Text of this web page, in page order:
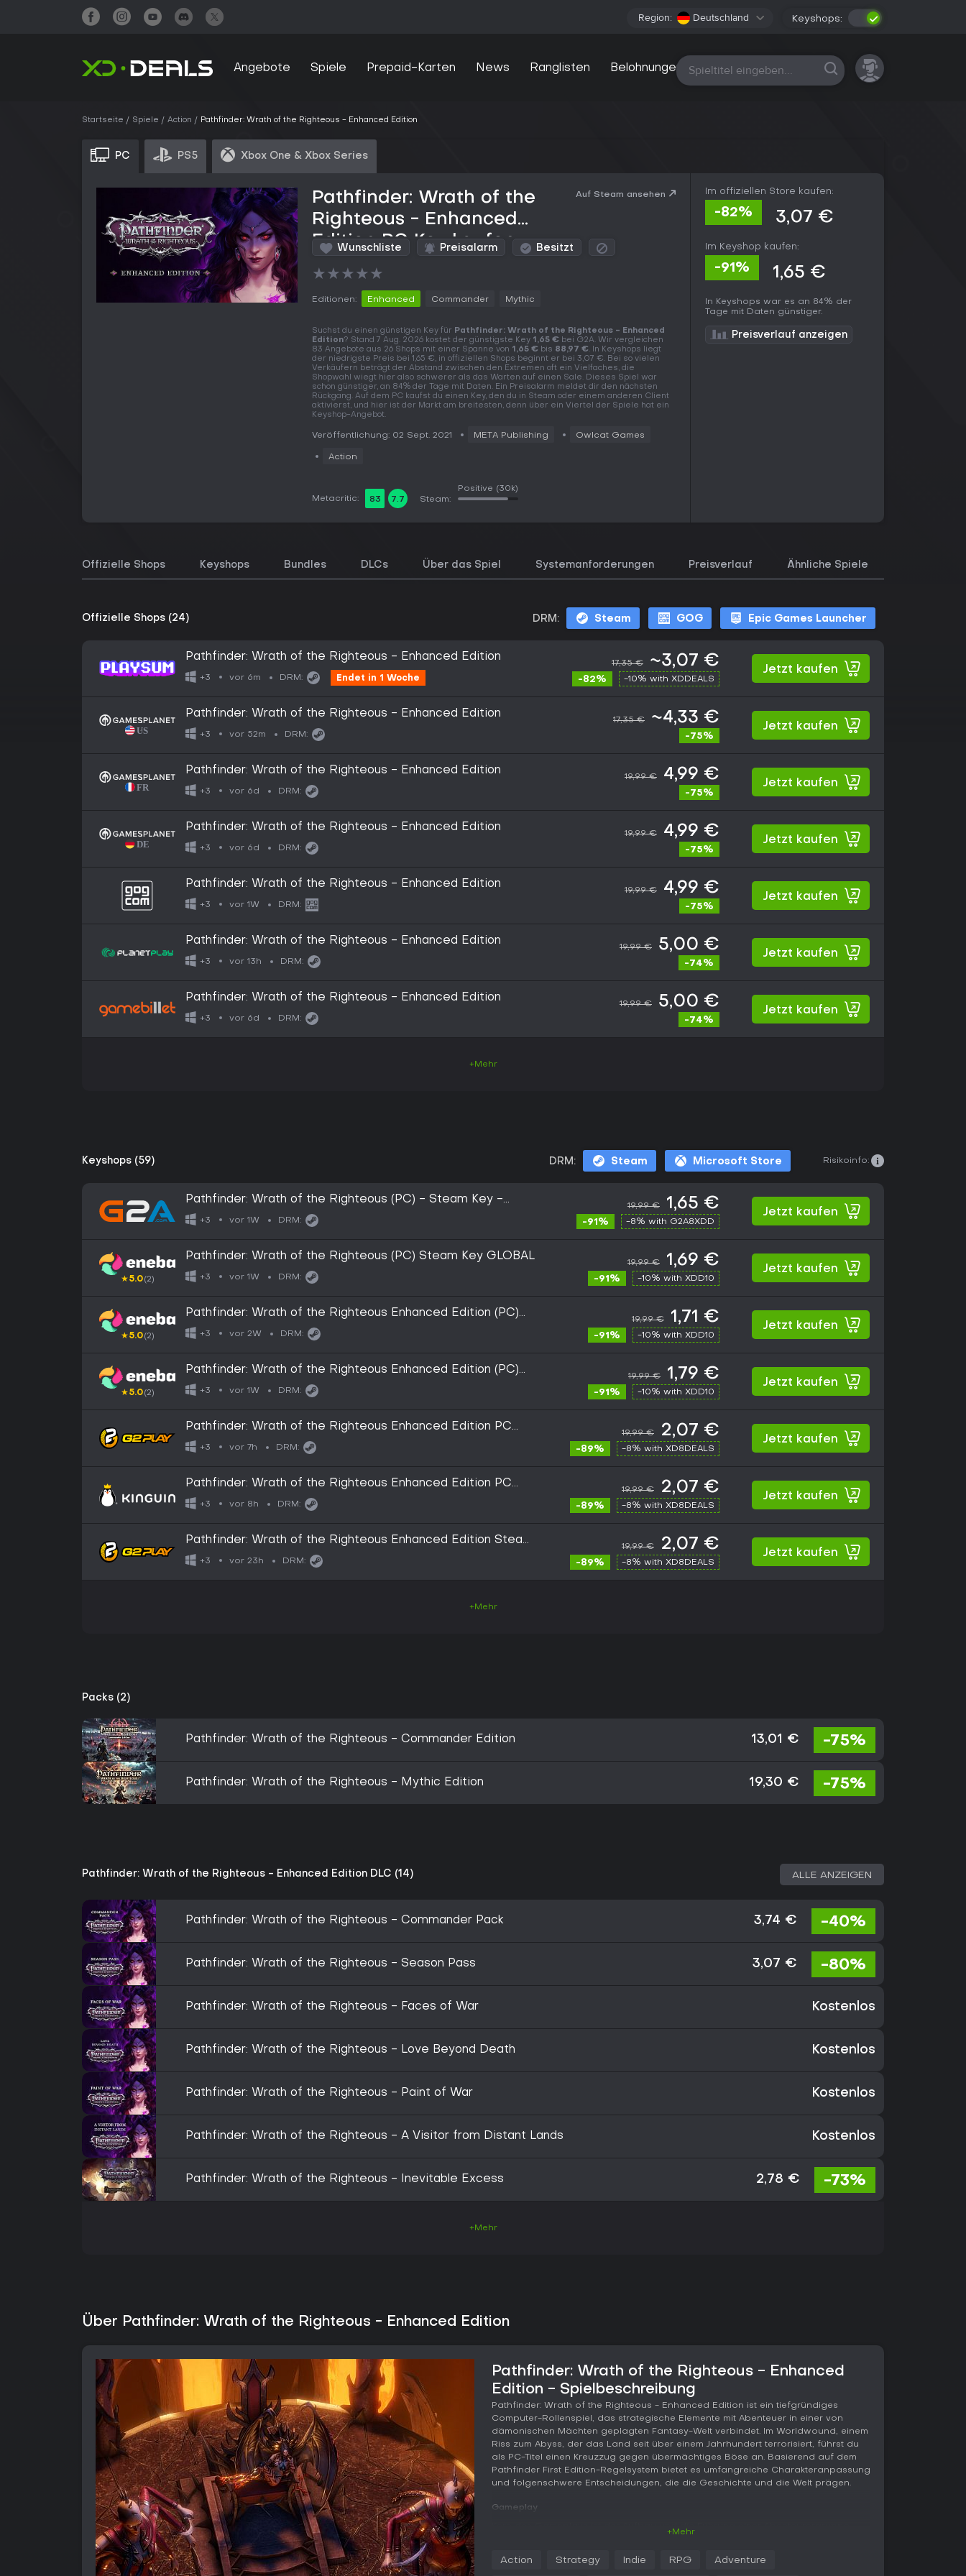
Region: Deutschland Keyshops:
Angebote Spiele Prepaid-Karten News Ranglisten Belohnungen Alle Plattformen
Startseite Spiele Action Pathfinder: Wrath of the Righteous - Enhanced Edition
PC PS5 Xbox One & Xbox Series
Pathfinder: Wrath of the
Righteous - Enhanced
Edition PC Key kaufen
Auf Steam ansehen
Wunschliste Preisalarm Besitzt
★★★★★
Editionen: Enhanced Commander Mythic
Suchst du einen günstigen Key für Pathfinder: Wrath of the Righteous - Enhanced
Edition? Stand 7 Aug. 2026 kostet der günstigste Key 1,65 € bei G2A. Wir vergleichen
83 Angebote aus 26 Shops mit einer Spanne von 1,65 € bis 88,97 €. In Keyshops liegt
der niedrigste Preis bei 1,65 €, in offiziellen Shops beginnt er bei 3,07 €. Bei so vielen
Verkäufern beträgt der Abstand zwischen den Extremen oft ein Vielfaches, die
Shopwahl wiegt hier also schwerer als das Warten auf einen Sale. Dieses Spiel war
schon günstiger, an 84% der Tage mit Daten. Ein Preisalarm meldet dir den nächsten
Rückgang. Auf dem PC kaufst du einen Key, den du in Steam oder einem anderen Client
aktivierst, und hier ist der Markt am breitesten, denn über ein Viertel der Spiele hat ein
Keyshop-Angebot.
Veröffentlichung: 02 Sept. 2021 META Publishing Owlcat Games
Action
Metacritic: 83 7.7 Steam:
Positive (30k)
Im offiziellen Store kaufen:
-82% 3,07 €
Im Keyshop kaufen:
-91% 1,65 €
In Keyshops war es an 84% der
Tage mit Daten günstiger.
Preisverlauf anzeigen
Offizielle Shops Keyshops Bundles DLCs Über das Spiel Systemanforderungen Preisverlauf Ähnliche Spiele
Offizielle Shops (24) DRM: Steam GOG Epic Games Launcher
Pathfinder: Wrath of the Righteous - Enhanced Edition
+3 vor 6m DRM: Endet in 1 Woche
17,35 € ~3,07 €
-82% -10% with XDDEALS
Jetzt kaufen
Pathfinder: Wrath of the Righteous - Enhanced Edition
+3 vor 52m DRM:
17,35 € ~4,33 €
-75%
Jetzt kaufen
Pathfinder: Wrath of the Righteous - Enhanced Edition
+3 vor 6d DRM:
19,99 € 4,99 €
-75%
Jetzt kaufen
Pathfinder: Wrath of the Righteous - Enhanced Edition
+3 vor 6d DRM:
19,99 € 4,99 €
-75%
Jetzt kaufen
Pathfinder: Wrath of the Righteous - Enhanced Edition
+3 vor 1W DRM:
19,99 € 4,99 €
-75%
Jetzt kaufen
Pathfinder: Wrath of the Righteous - Enhanced Edition
+3 vor 13h DRM:
19,99 € 5,00 €
-74%
Jetzt kaufen
Pathfinder: Wrath of the Righteous - Enhanced Edition
+3 vor 6d DRM:
19,99 € 5,00 €
-74%
Jetzt kaufen
+Mehr
Keyshops (59) DRM: Steam Microsoft Store Risikoinfo:
Pathfinder: Wrath of the Righteous (PC) - Steam Key -
GLOBAL
+3 vor 1W DRM:
19,99 € 1,65 €
-91% -8% with G2A8XDD
Jetzt kaufen
★5.0(2)
Pathfinder: Wrath of the Righteous (PC) Steam Key GLOBAL
+3 vor 1W DRM:
19,99 € 1,69 €
-91% -10% with XDD10
Jetzt kaufen
★5.0(2)
Pathfinder: Wrath of the Righteous Enhanced Edition (PC)
Steam Key EUROPE
+3 vor 2W DRM:
19,99 € 1,71 €
-91% -10% with XDD10
Jetzt kaufen
★5.0(2)
Pathfinder: Wrath of the Righteous Enhanced Edition (PC)
Steam Key GLOBAL
+3 vor 1W DRM:
19,99 € 1,79 €
-91% -10% with XDD10
Jetzt kaufen
Pathfinder: Wrath of the Righteous Enhanced Edition PC
Steam CD Key (valid until December, 2026)
+3 vor 7h DRM:
19,99 € 2,07 €
-89% -8% with XD8DEALS
Jetzt kaufen
Pathfinder: Wrath of the Righteous Enhanced Edition PC
Steam CD Key (valid until December, 2026)
+3 vor 8h DRM:
19,99 € 2,07 €
-89% -8% with XD8DEALS
Jetzt kaufen
Pathfinder: Wrath of the Righteous Enhanced Edition Steam
CD Key
+3 vor 23h DRM:
19,99 € 2,07 €
-89% -8% with XD8DEALS
Jetzt kaufen
+Mehr
Packs (2)
Pathfinder: Wrath of the Righteous - Commander Edition 13,01 € -75%
Pathfinder: Wrath of the Righteous - Mythic Edition 19,30 € -75%
Pathfinder: Wrath of the Righteous - Enhanced Edition DLC (14) ALLE ANZEIGEN
Pathfinder: Wrath of the Righteous - Commander Pack 3,74 € -40%
Pathfinder: Wrath of the Righteous - Season Pass 3,07 € -80%
Pathfinder: Wrath of the Righteous - Faces of War Kostenlos
Pathfinder: Wrath of the Righteous - Love Beyond Death Kostenlos
Pathfinder: Wrath of the Righteous - Paint of War Kostenlos
Pathfinder: Wrath of the Righteous - A Visitor from Distant Lands Kostenlos
Pathfinder: Wrath of the Righteous - Inevitable Excess 2,78 € -73%
+Mehr
Über Pathfinder: Wrath of the Righteous - Enhanced Edition
Pathfinder: Wrath of the Righteous - Enhanced
Edition - Spielbeschreibung
Pathfinder: Wrath of the Righteous - Enhanced Edition ist ein tiefgründiges
Computer-Rollenspiel, das strategische Elemente mit Abenteuer in einer von
dämonischen Mächten geplagten Fantasy-Welt verbindet. Im Worldwound, einem
Riss zum Abyss, der das Land seit über einem Jahrhundert terrorisiert, führst du
als PC-Titel einen Kreuzzug gegen übermächtiges Böse an. Basierend auf dem
Pathfinder First Edition-Regelsystem bietet es umfangreiche Charakteranpassung
und folgenschwere Entscheidungen, die die Geschichte und die Welt prägen.
Gameplay
Rassen, rüstest sie mit über tausend Zaubern, Feats und Fähigkeiten aus. Im
+Mehr
Action Strategy Indie RPG Adventure